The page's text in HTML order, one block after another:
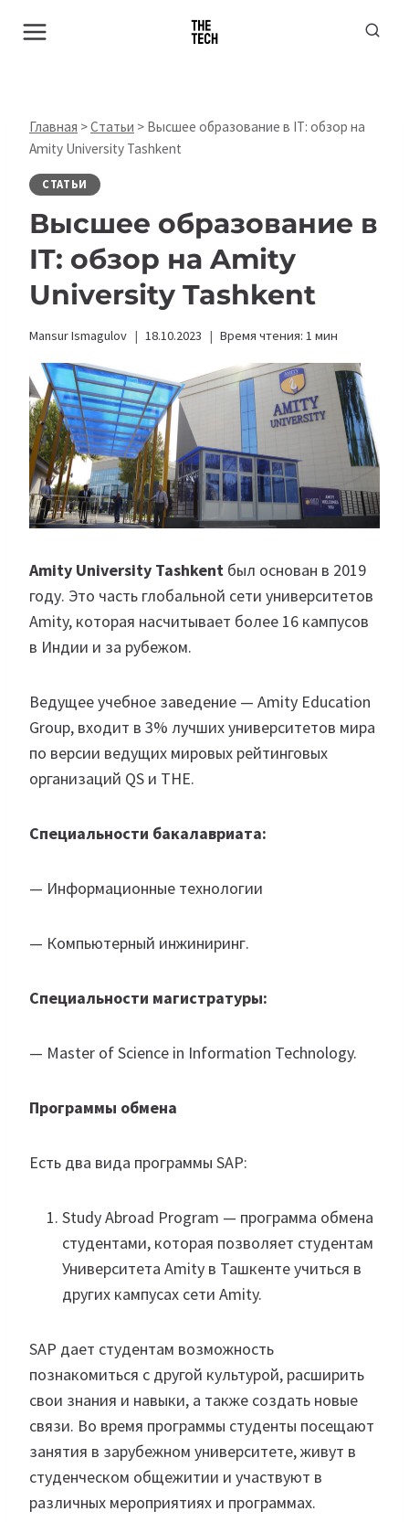
Главная >Статьи > Высшее образование в IT: обзор на
Amity University Tashkent
СТАТЬИ
Высшее образование в
IT: обзор на Amity
University Tashkent
Mansur Ismagulov 18.10.2023 Время чтения: 1 мин
Amity University Tashkent был основан в 2019
году. Это часть глобальной сети университетов
Amity, которая насчитывает более 16 кампусов
в Индии и за рубежом.
Ведущее учебное заведение — Amity Education
Group, входит в 3% лучших университетов мира
по версии ведущих мировых рейтинговых
организаций QS и THE.
Специальности бакалавриата:
— Информационные технологии
— Компьютерный инжиниринг.
Специальности магистратуры:
— Master of Science in Information Technology.
Программы обмена
Есть два вида программы SAP:
Study Abroad Program — программа обмена
студентами, которая позволяет студентам
Университета Amity в Ташкенте учиться в
других кампусах сети Amity.
SAP дает студентам возможность
познакомиться с другой культурой, расширить
свои знания и навыки, а также создать новые
связи. Во время программы студенты посещают
занятия в зарубежном университете, живут в
студенческом общежитии и участвуют в
различных мероприятиях и программах.